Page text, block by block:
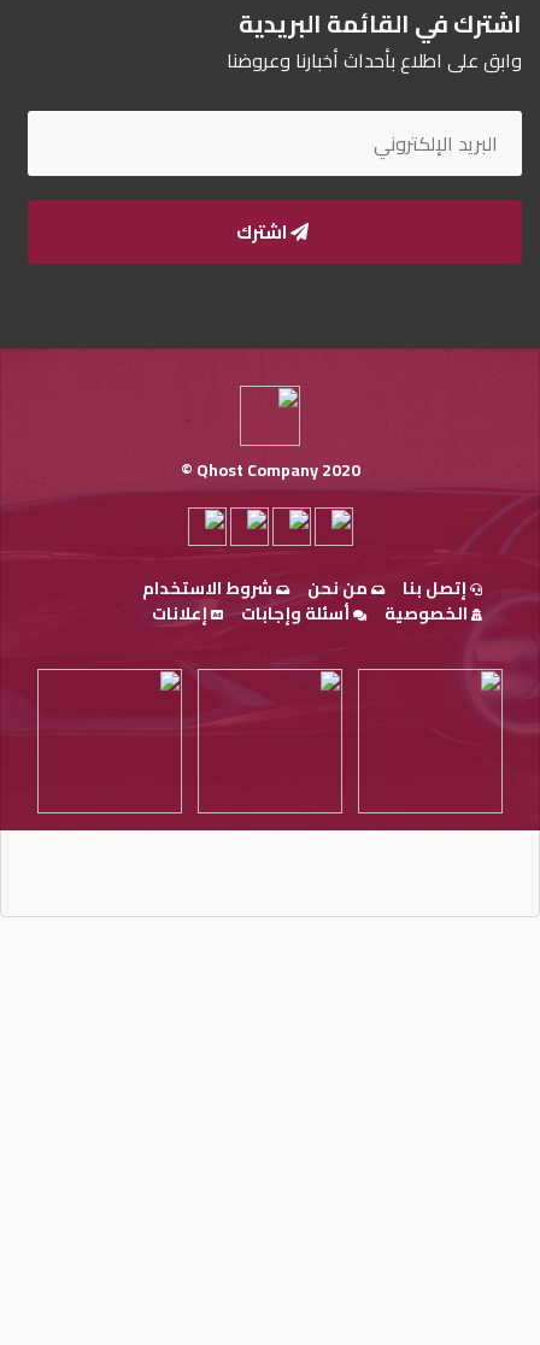
اشترك في القائمة البريدية
وابق على اطلاع بأحداث أخبارنا وعروضنا
اشترك
Qhost Company 2020 ©
إتصل بنا من نحن
شروط الاستخدام
الخصوصية
أسئلة وإجابات إعلانات